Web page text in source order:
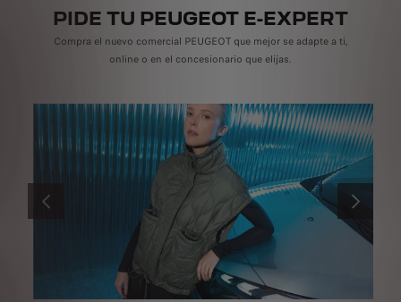
PIDE TU PEUGEOT E-EXPERT
Compra el nuevo comercial PEUGEOT que mejor se adapte a ti,
online o en el concesionario que elijas.
ANTERIOR SIGUIENTE